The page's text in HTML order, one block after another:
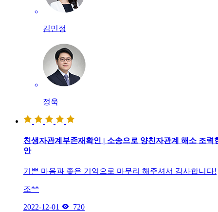
김민정
정욱
친생자관계부존재확인 | 소송으로 양친자관계 해소 조력
안
기쁜 마음과 좋은 기억으로 마무리 해주셔서 감사합니다!
조**
2022-12-01  720